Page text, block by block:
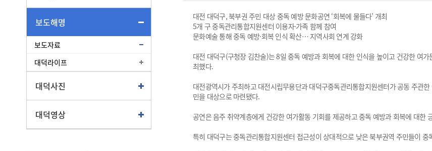
보도해명
보도자료
대덕라이프
대덕사진
대덕영상
대전 대덕구, 북부권 주민 대상 중독 예방 문화공연 ‘회복에 물들다’ 개최
5개 구 중독관리통합지원센터 이용자·가족 함께 참여
문화예술 통해 중독 예방·회복 인식 확산… 지역사회 연계 강화
대전 대덕구(구청장 김찬술)는 8일 중독 예방과 회복에 대한 인식을 높이고 건강한 여
최했다.
대전광역시가 주최하고 대전시립무용단과 대덕구중독관리통합지원센터가 공동 주관
민을 대상으로 마련됐다.
공연은 음주 취약계층에게 건강한 여가활동 기회를 제공하고 중독 예방과 회복에 대한
특히 대덕구는 중독관리통합지원센터 접근성이 상대적으로 낮은 북부권역 주민들이